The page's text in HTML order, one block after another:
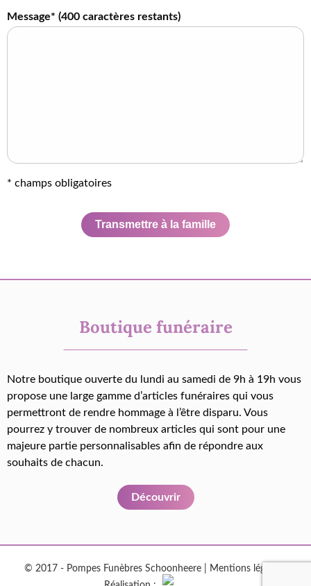
Message* (400 caractères restants)
* champs obligatoires
Transmettre à la famille
Boutique funéraire
Notre boutique ouverte du lundi au samedi de 9h à 19h vous
propose une large gamme d’articles funéraires qui vous
permettront de rendre hommage à l’être disparu. Vous
pourrez y trouver de nombreux articles qui sont pour une
majeure partie personnalisables afin de répondre aux
souhaits de chacun.
Découvrir
© 2017 - Pompes Funèbres Schoonheere | Mentions légales